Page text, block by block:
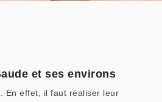
et ses environs
En effet, il faut réaliser leur